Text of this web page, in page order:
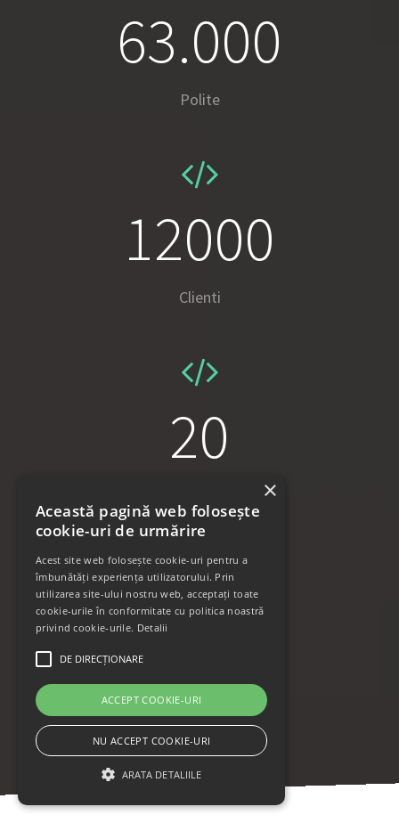
63.000
Polite
12000
Clienti
20
Companii partenere
2300
Firme
×
Această pagină web folosește
cookie-uri de urmărire
Acest site web folosește cookie-uri pentru a
îmbunătăți experiența utilizatorului. Prin
utilizarea site-ului nostru web, acceptați toate
cookie-urile în conformitate cu politica noastră
privind cookie-urile. Detalii
DE DIRECȚIONARE
ACCEPT COOKIE-URI
NU ACCEPT COOKIE-URI
ARATA DETALIILE